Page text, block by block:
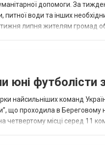
допомоги. За
питної води та інших
липня жителям громад
юні футболісти
найсильніших команд
що проходила в
місці серед 11